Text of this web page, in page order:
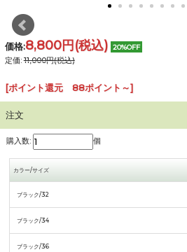
価格:8,800円(税込) 20%OFF
定価:11,000円(税込)
[ポイント還元 88ポイント～]
注文
購入数: 個
カラー/サイズ
ブラック/32
ブラック/34
ブラック/36